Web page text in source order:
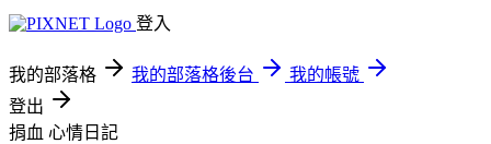
登入
我的部落格 我的部落格後台
我的帳號
登出
捐血 心情日記